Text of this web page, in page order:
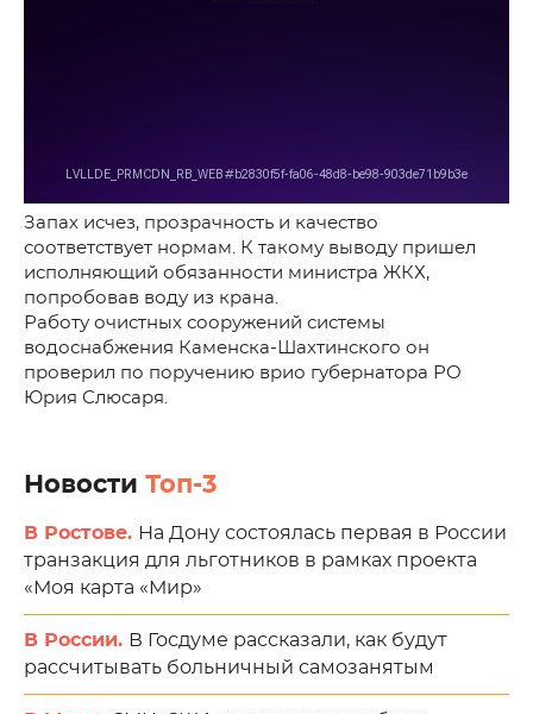
Запах исчез, прозрачность и качество
соответствует нормам. К такому выводу пришел
исполняющий обязанности министра ЖКХ,
попробовав воду из крана.
Работу очистных сооружений системы
водоснабжения Каменска-Шахтинского он
проверил по поручению врио губернатора РО
Юрия Слюсаря.
Новости Топ-3
В Ростове. На Дону состоялась первая в России
транзакция для льготников в рамках проекта
«Моя карта «Мир»
В России. В Госдуме рассказали, как будут
рассчитывать больничный самозанятым